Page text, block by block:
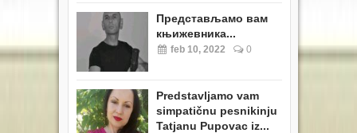
Представљамо вам
књижевника...
feb 10, 2022 0
Predstavljamo vam
simpatičnu pesnikinju
Tatjanu Pupovac iz...